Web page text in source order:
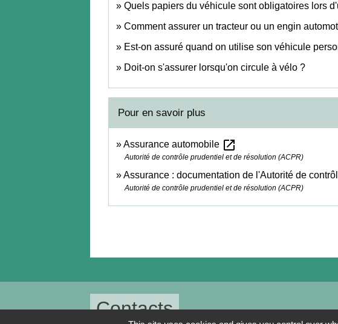
Quels papiers du véhicule sont obligatoires lors
Comment assurer un tracteur ou un engin
Est-on assuré quand on utilise son véhicule
Doit-on s'assurer lorsqu'on circule à vélo ?
Pour en savoir plus
Assurance automobile open_in_new
Autorité de contrôle prudentiel et de résolution (ACPR)
Assurance : documentation de l'Autorité de
Autorité de contrôle prudentiel et de résolution (ACPR)
Contacts